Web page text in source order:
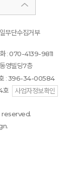
무단수집거부
:070-4139-9811
동영빌딩7층
:396-34-00584
호 사업자정보확인